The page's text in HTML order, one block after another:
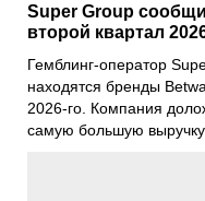
Super Group
второй квартал
Гемблинг-оператор
находятся бренды
2026-го. Компания
самую большую выручку